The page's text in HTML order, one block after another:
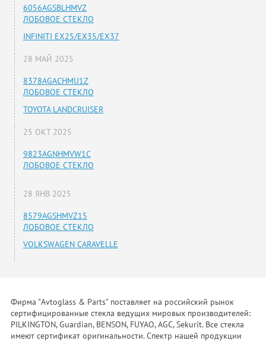
6056AGSBLHMVZ
ЛОБОВОЕ СТЕКЛО
INFINITI EX25/EX35/EX37
28 МАЙ 2025
8378AGACHMU1Z
ЛОБОВОЕ СТЕКЛО
TOYOTA LANDCRUISER
25 ОКТ 2025
9823AGNHMVW1C
ЛОБОВОЕ СТЕКЛО
28 ЯНВ 2025
8579AGSHMVZ15
ЛОБОВОЕ СТЕКЛО
VOLKSWAGEN CARAVELLE
Фирма "Avtoglass & Parts" поставляет на российский рынок
сертифицированные стекла ведущих мировых производителей:
PILKINGTON, Guardian, BENSON, FUYAO, AGC, Sekurit. Все стекла
имеют сертификат оригинальности. Спектр нашей продукции